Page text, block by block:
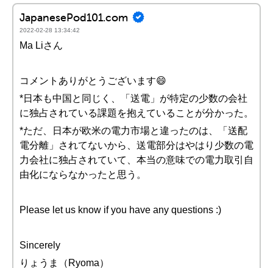
JapanesePod101.com
2022-02-28 13:34:42
Ma Liさん
コメントありがとうございます😄
*日本も中国と同じく、「送電」が特定の少数の会社
に独占されている課題を抱えていることが分かった。
*ただ、日本が欧米の電力市場と違ったのは、「送配
電分離」されてないから、送電部分はやはり少数の電
力会社に独占されていて、本当の意味での電力取引自
由化にならなかったと思う。
Please let us know if you have any questions :)
Sincerely
りょうま（Ryoma）